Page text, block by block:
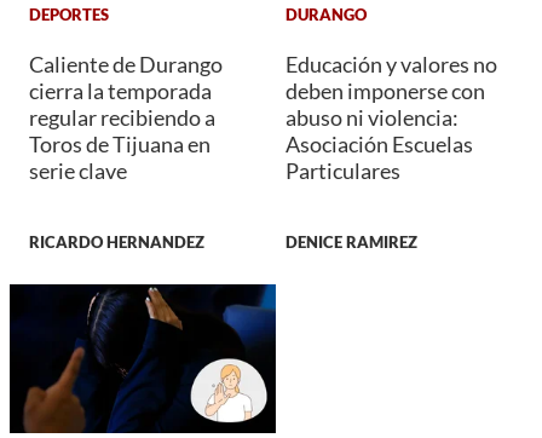
DEPORTES
Caliente de Durango
cierra la temporada
regular recibiendo a
Toros de Tijuana en
serie clave
RICARDO HERNANDEZ
DURANGO
Educación y valores no
deben imponerse con
abuso ni violencia:
Asociación Escuelas
Particulares
DENICE RAMIREZ